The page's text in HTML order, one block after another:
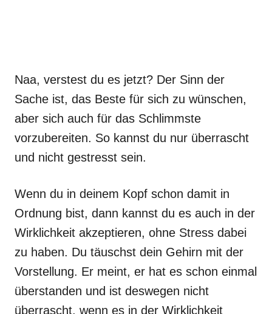
Naa, verstest du es jetzt? Der Sinn der
Sache ist, das Beste für sich zu wünschen,
aber sich auch für das Schlimmste
vorzubereiten. So kannst du nur überrascht
und nicht gestresst sein.
Wenn du in deinem Kopf schon damit in
Ordnung bist, dann kannst du es auch in der
Wirklichkeit akzeptieren, ohne Stress dabei
zu haben. Du täuschst dein Gehirn mit der
Vorstellung. Er meint, er hat es schon einmal
überstanden und ist deswegen nicht
überrascht, wenn es in der Wirklichkeit